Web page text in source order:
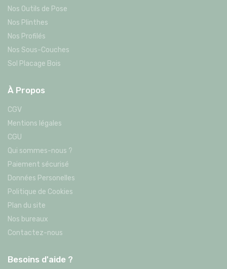
Nos Outils de Pose
Nos Plinthes
Nos Profilés
Nos Sous-Couches
Sol Placage Bois
À Propos
CGV
Mentions légales
CGU
Qui sommes-nous ?
Paiement sécurisé
Données Personelles
Politique de Cookies
Plan du site
Nos bureaux
Contactez-nous
Besoins d'aide ?